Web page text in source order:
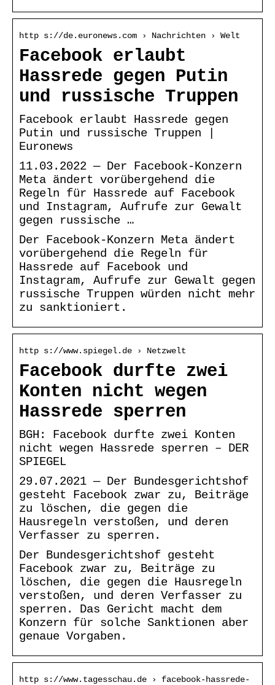
http s://de.euronews.com › Nachrichten › Welt
Facebook erlaubt
Hassrede gegen Putin
und russische Truppen
Facebook erlaubt Hassrede gegen
Putin und russische Truppen |
Euronews
11.03.2022 — Der Facebook-Konzern
Meta ändert vorübergehend die
Regeln für Hassrede auf Facebook
und Instagram, Aufrufe zur Gewalt
gegen russische …
Der Facebook-Konzern Meta ändert
vorübergehend die Regeln für
Hassrede auf Facebook und
Instagram, Aufrufe zur Gewalt gegen
russische Truppen würden nicht mehr
zu sanktioniert.
http s://www.spiegel.de › Netzwelt
Facebook durfte zwei
Konten nicht wegen
Hassrede sperren
BGH: Facebook durfte zwei Konten
nicht wegen Hassrede sperren – DER
SPIEGEL
29.07.2021 — Der Bundesgerichtshof
gesteht Facebook zwar zu, Beiträge
zu löschen, die gegen die
Hausregeln verstoßen, und deren
Verfasser zu sperren.
Der Bundesgerichtshof gesteht
Facebook zwar zu, Beiträge zu
löschen, die gegen die Hausregeln
verstoßen, und deren Verfasser zu
sperren. Das Gericht macht dem
Konzern für solche Sanktionen aber
genaue Vorgaben.
http s://www.tagesschau.de › facebook-hassrede-